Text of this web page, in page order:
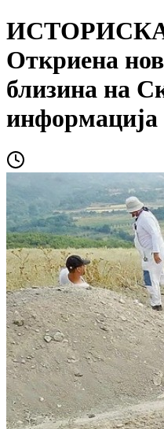
Откриена
близина на
информација